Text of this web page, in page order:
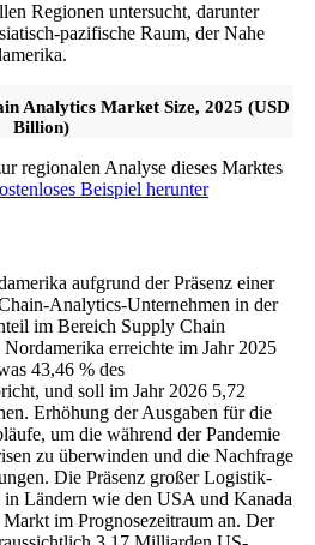
Regionen untersucht, darunter
pazifische Raum, der Nahe
Analytics Market Size, 2025 (USD
Billion)
regionalen Analyse dieses Marktes
Beispiel herunter
aufgrund der Präsenz einer
Analytics-Unternehmen in der
im Bereich Supply Chain
erreichte im Jahr 2025
43,46 % des
und soll im Jahr 2026 5,72
Erhöhung der Ausgaben für die
um die während der Pandemie
zu überwinden und die Nachfrage
Die Präsenz großer Logistik-
in Ländern wie den USA und Kanada
im Prognosezeitraum an. Der